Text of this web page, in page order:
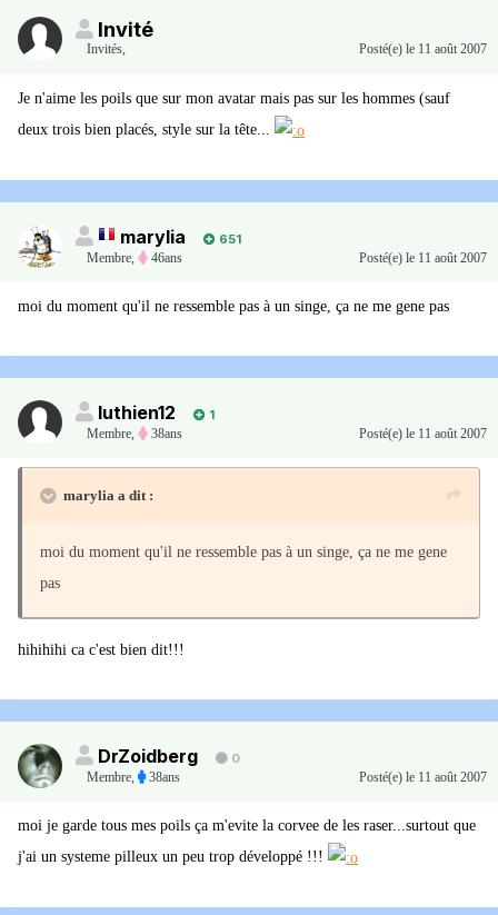
Invité
Invités, Posté(e) le 11 août 2007
Je n'aime les poils que sur mon avatar mais pas sur les hommes (sauf
deux trois bien placés, style sur la tête...
marylia
651
Membre, 46ans Posté(e) le 11 août 2007
moi du moment qu'il ne ressemble pas à un singe, ça ne me gene pas
luthien12
1
Membre, 38ans Posté(e) le 11 août 2007
marylia a dit :
moi du moment qu'il ne ressemble pas à un singe, ça ne me gene
pas
hihihihi ca c'est bien dit!!!
DrZoidberg
0
Membre, 38ans Posté(e) le 11 août 2007
moi je garde tous mes poils ça m'evite la corvee de les raser...surtout que
j'ai un systeme pilleux un peu trop développé !!!